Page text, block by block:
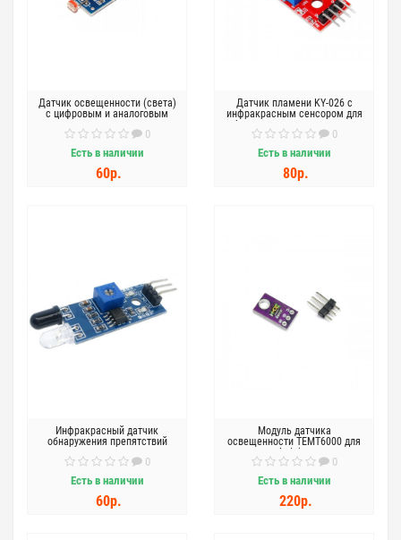
Датчик освещенности (света)
с цифровым и аналоговым
0
Есть в наличии
60р.
Датчик пламени KY-026 с
инфракрасным сенсором для
обнаружения огня в проектах
Arduino
0
Есть в наличии
80р.
Инфракрасный датчик
обнаружения препятствий
0
Есть в наличии
60р.
Модуль датчика
освещенности TEMT6000 для
Arduino
0
Есть в наличии
220р.